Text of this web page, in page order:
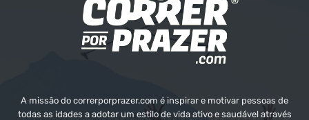
A missão do correrporprazer.com é inspirar e motivar pessoas de
todas as idades a adotar um estilo de vida ativo e saudável através